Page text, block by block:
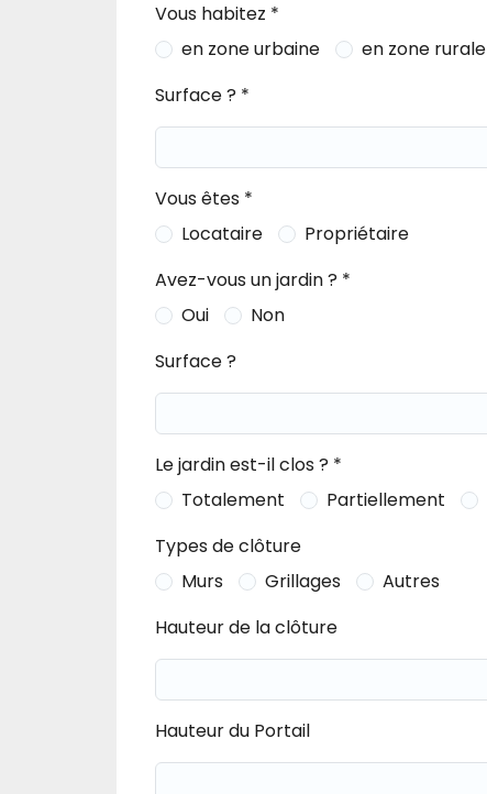
Vous habitez *
en zone urbaine
en zone rurale
Surface ? *
Vous êtes *
Locataire
Propriétaire
Avez-vous un jardin ? *
Oui
Non
Surface ?
Le jardin est-il clos ? *
Totalement
Partiellement
Types de clôture
Murs
Grillages
Autres
Hauteur de la clôture
Hauteur du Portail